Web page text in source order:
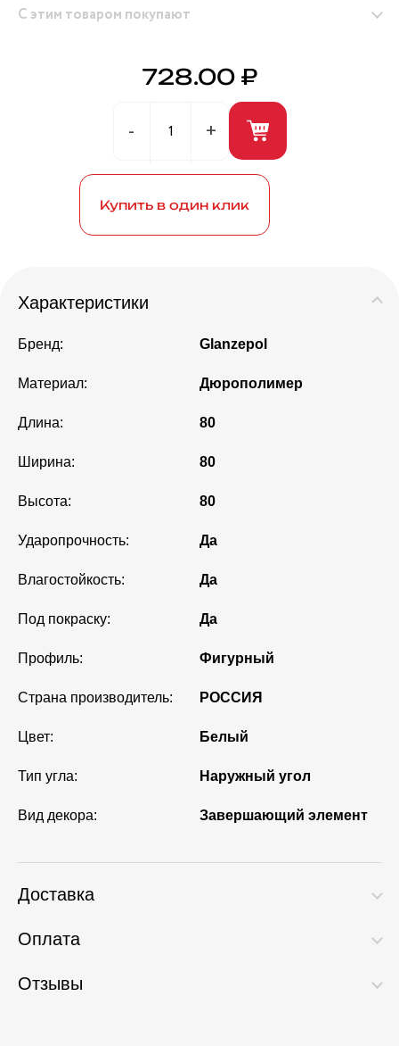
С этим товаром покупают
Герметик универсальный (белый) 280мл ANDRE
BROS
728.00 ₽
Купить в один клик
Характеристики
Бренд: Glanzepol
Материал: Дюрополимер
Длина: 80
Ширина: 80
Высота: 80
Ударопрочность: Да
Влагостойкость: Да
Под покраску: Да
Профиль: Фигурный
Страна производитель: РОССИЯ
Цвет: Белый
Тип угла: Наружный угол
Вид декора: Завершающий элемент
Доставка
Оплата
Отзывы